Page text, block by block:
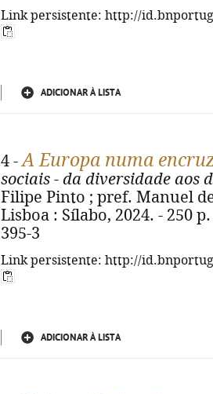
Link persistente: http://
ADICIONAR À LISTA
4 -A Europa numa
sociais - da diversidade aos
Filipe Pinto ; pref. Manuel
Lisboa : Sílabo, 2024. - 250
395-3
Link persistente: http://
ADICIONAR À LISTA